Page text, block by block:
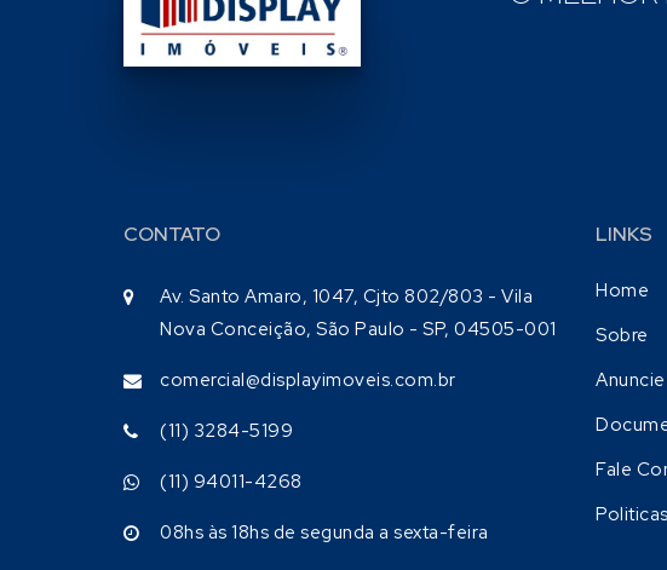
CONTATO
Av. Santo Amaro, 1047, Cjto 802/803 - Vila
Nova Conceição, São Paulo - SP, 04505-001
comercial@displayimoveis.com.br
(11) 3284-5199
(11) 94011-4268
08hs às 18hs de segunda a sexta-feira
LINKS
Home
Sobre
Fale